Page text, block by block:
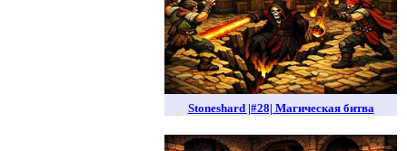
Stoneshard |#28| Магическая битва